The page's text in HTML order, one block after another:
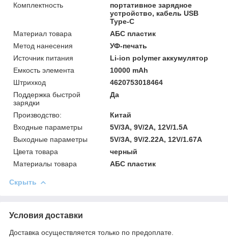
Комплектность
портативное зарядное
устройство, кабель USB
Type-C
Материал товара
АБС пластик
Метод нанесения
УФ-печать
Источник питания
Li-ion polymer аккумулятор
Емкость элемента
10000 mAh
Штрихкод
4620753018464
Поддержка быстрой
зарядки
Да
Производство:
Китай
Входные параметры
5V/3A, 9V/2A, 12V/1.5A
Выходные параметры
5V/3A, 9V/2.22A, 12V/1.67A
Цвета товара
черный
Материалы товара
АБС пластик
Скрыть
Условия доставки
Доставка осуществляется только по предоплате.